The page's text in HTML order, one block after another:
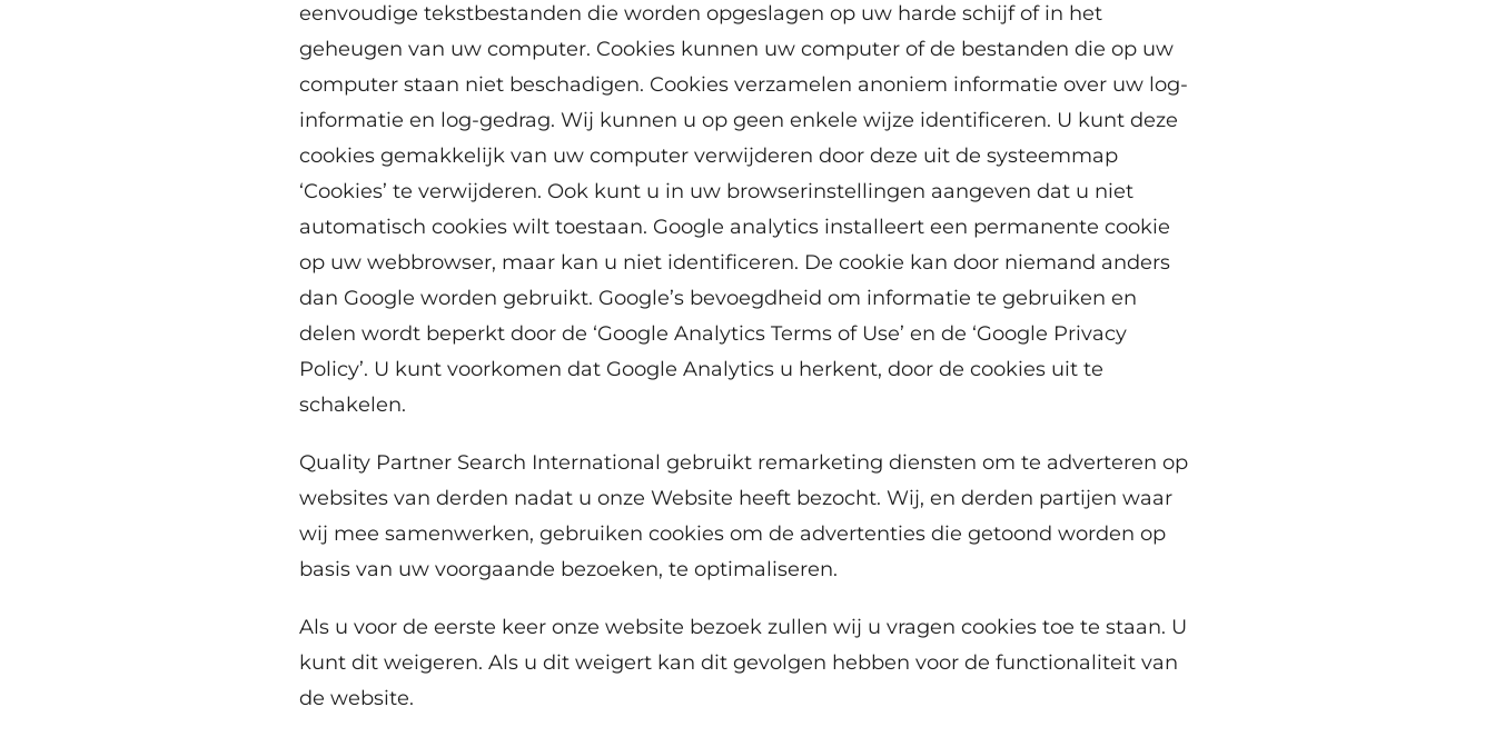
eenvoudige tekstbestanden die worden opgeslagen op uw harde schijf of in het
geheugen van uw computer. Cookies kunnen uw computer of de bestanden die op uw
computer staan niet beschadigen. Cookies verzamelen anoniem informatie over uw log-
informatie en log-gedrag. Wij kunnen u op geen enkele wijze identificeren. U kunt deze
cookies gemakkelijk van uw computer verwijderen door deze uit de systeemmap
‘Cookies’ te verwijderen. Ook kunt u in uw browserinstellingen aangeven dat u niet
automatisch cookies wilt toestaan. Google analytics installeert een permanente cookie
op uw webbrowser, maar kan u niet identificeren. De cookie kan door niemand anders
dan Google worden gebruikt. Google’s bevoegdheid om informatie te gebruiken en
delen wordt beperkt door de ‘Google Analytics Terms of Use’ en de ‘Google Privacy
Policy’. U kunt voorkomen dat Google Analytics u herkent, door de cookies uit te
schakelen.
Quality Partner Search International gebruikt remarketing diensten om te adverteren op
websites van derden nadat u onze Website heeft bezocht. Wij, en derden partijen waar
wij mee samenwerken, gebruiken cookies om de advertenties die getoond worden op
basis van uw voorgaande bezoeken, te optimaliseren.
Als u voor de eerste keer onze website bezoek zullen wij u vragen cookies toe te staan. U
kunt dit weigeren. Als u dit weigert kan dit gevolgen hebben voor de functionaliteit van
de website.